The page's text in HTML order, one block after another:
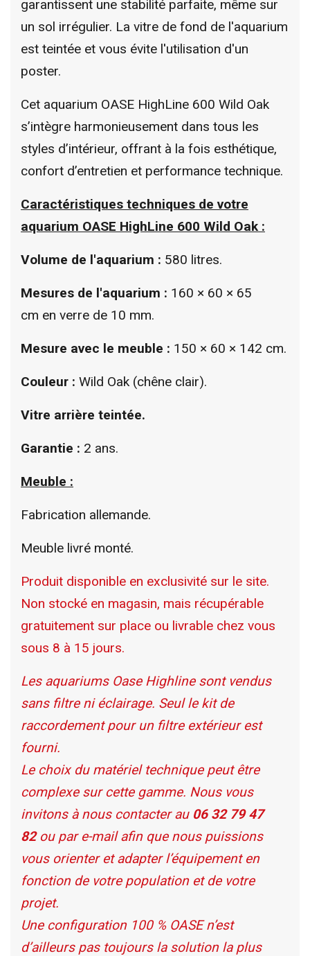
garantissent une stabilité parfaite, même sur
un sol irrégulier. La vitre de fond de l'aquarium
est teintée et vous évite l'utilisation d'un
poster.
Cet aquarium OASE HighLine 600 Wild Oak
s’intègre harmonieusement dans tous les
styles d’intérieur, offrant à la fois esthétique,
confort d’entretien et performance technique.
Caractéristiques techniques de votre
aquarium OASE HighLine 600 Wild Oak :
Volume de l'aquarium : 580 litres.
Mesures de l'aquarium : 160 × 60 × 65
cm en verre de 10 mm.
Mesure avec le meuble : 150 × 60 × 142 cm.
Couleur : Wild Oak (chêne clair).
Vitre arrière teintée.
Garantie : 2 ans.
Meuble :
Fabrication allemande.
Meuble livré monté.
Produit disponible en exclusivité sur le site.
Non stocké en magasin, mais récupérable
gratuitement sur place ou livrable chez vous
sous 8 à 15 jours.
Les aquariums Oase Highline sont vendus
sans filtre ni éclairage. Seul le kit de
raccordement pour un filtre extérieur est
fourni.
Le choix du matériel technique peut être
complexe sur cette gamme. Nous vous
invitons à nous contacter au 06 32 79 47
82ou par e-mail afin que nous puissions
vous orienter et adapter l’équipement en
fonction de votre population et de votre
projet.
Une configuration 100 % OASE n’est
d’ailleurs pas toujours la solution la plus